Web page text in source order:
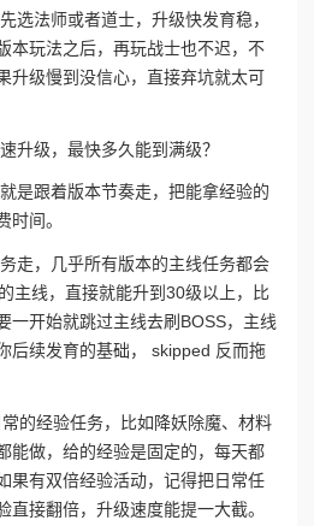
选法师或者道士，升级快发育稳，
本玩法之后，再玩战士也不迟，不
升级慢到没信心，直接弃坑就太可
升级，最快多久能到满级？
是跟着版本节奏走，把能拿经验的
时间。
走，几乎所有版本的主线任务都会
主线，直接就能升到30级以上，比
一开始就跳过主线去刷BOSS，主线
后续发育的基础， skipped 反而拖
的经验任务，比如降妖除魔、材料
能做，给的经验是固定的，每天都
果有双倍经验活动，记得把日常任
直接翻倍，升级速度能提一大截。